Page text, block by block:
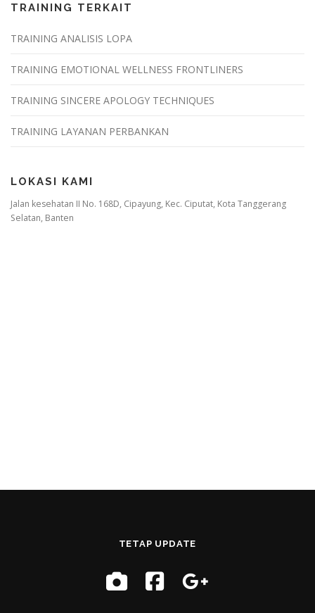
TRAINING TERKAIT
TRAINING ANALISIS LOPA
TRAINING EMOTIONAL WELLNESS FRONTLINERS
TRAINING SINCERE APOLOGY TECHNIQUES
TRAINING LAYANAN PERBANKAN
LOKASI KAMI
Jalan kesehatan II No. 168D, Cipayung, Kec. Ciputat, Kota Tanggerang
Selatan, Banten
TETAP UPDATE